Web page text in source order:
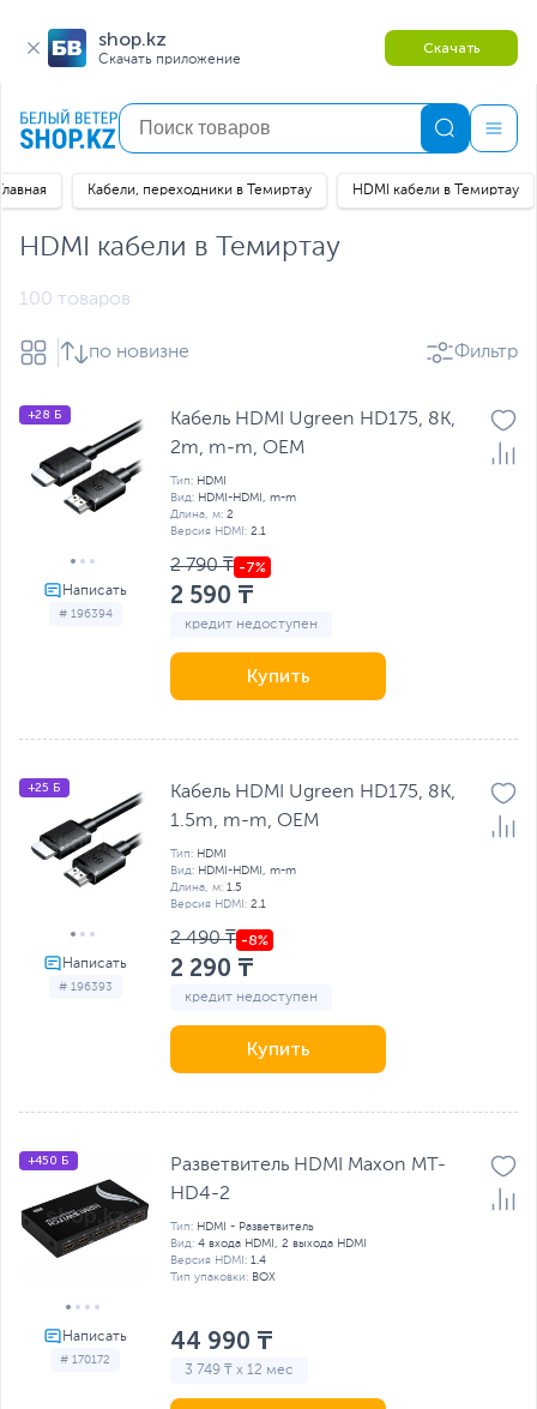
shop.kz
Скачать приложение
Скачать
Кабели, переходники в Темиртау HDMI кабели в Темиртау
HDMI кабели в Темиртау
100 товаров
по новизне Фильтр
# 196394
+28 Б
Кабель HDMI Ugreen HD175, 8K,
2m, m-m, OEM
Тип: HDMI
Вид: HDMI-HDMI, m-m
Длина, м: 2
Версия HDMI: 2.1
2 790 ₸
2 590 ₸
кредит недоступен
Купить
# 196393
+25 Б
Кабель HDMI Ugreen HD175, 8K,
1.5m, m-m, OEM
Тип: HDMI
Вид: HDMI-HDMI, m-m
Длина, м: 1.5
Версия HDMI: 2.1
2 490 ₸
2 290 ₸
кредит недоступен
Купить
# 170172
+450 Б
Разветвитель HDMI Maxon MT-
HD4-2
Тип: HDMI - Разветвитель
Вид: 4 входа HDMI, 2 выхода HDMI
Версия HDMI: 1.4
Тип упаковки: BOX
44 990 ₸
3 749 ₸ x 12 мес